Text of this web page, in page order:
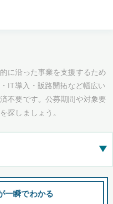
に沿った事業を支援するため
IT導入・販路開拓など幅広い
不要です。公募期間や対象要
探しましょう。
▶
一瞬でわかる